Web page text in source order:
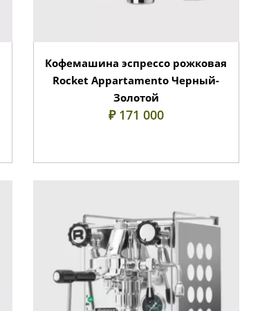
Кофемашина эспрессо рожковая
Rocket Appartamento Черный-
Золотой
₽ 171 000